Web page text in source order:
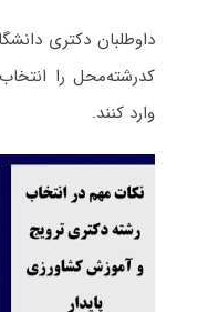
کدرشته‌محل را
وارد کنند.